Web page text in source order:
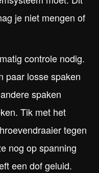
je niet mengen of
controle nodig.
paar losse spaken
spaken
Tik met het
tegen
nog op spanning
een dof geluid.